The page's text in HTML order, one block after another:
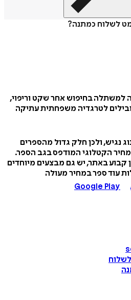
לשלוח כמתנה?
למשתלה בחיפוש אחר שקט וריפוי,
לטרגדיה משפחתית עתיקה
נגיש, ולכן חלק גדול מהספרים
הקטלוגי המודפס בגב הספר.
קבוע באתר, יש גם מבצעים מיוחדים
עוד ספר במחיר מעולה
Google Play
לשלוח